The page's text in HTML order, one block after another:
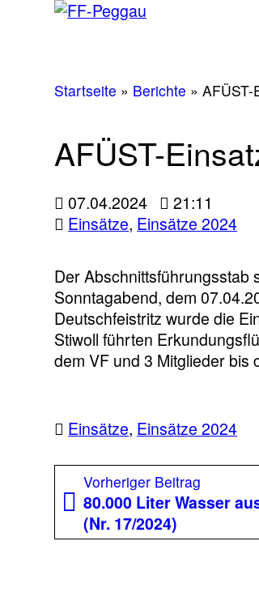
Startseite » Berichte »AFÜST-
AFÜST-
07.04.2024
21:11
Einsätze, Einsätze 2024
Der Abschnittsführungsstab
Sonntagabend, dem
Deutschfeistritz wurde die
Stiwoll führten
dem VF und 3 Mitglieder bis
Einsätze, Einsätze 2024
Beitragsnavigation
Vorheriger Beitrag
Beitrag:
80.000 Liter Wasser
(Nr. 17/2024)